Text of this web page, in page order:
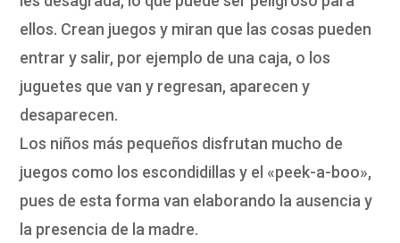
ellos. Crean juegos y miran que las cosas pueden
entrar y salir, por ejemplo de una caja, o los
juguetes que van y regresan, aparecen y
desaparecen.
Los niños más pequeños disfrutan mucho de
juegos como los escondidillas y el «peek-a-boo»,
pues de esta forma van elaborando la ausencia y
la presencia de la madre.